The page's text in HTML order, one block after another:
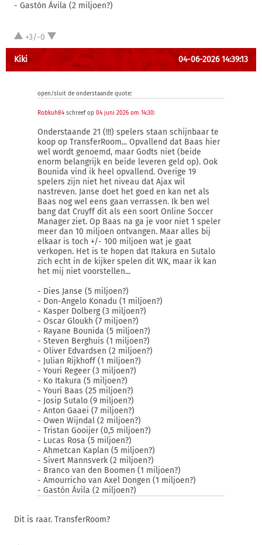
- Gastón Ávila (2 miljoen?)
+3/-0
Kiki 04-06-2026 14:39:13
open/sluit de onderstaande quote:
Robkuh84 schreef op 04 juni 2026 om 14:30:
Onderstaande 21 (!!!) spelers staan schijnbaar te
koop op TransferRoom... Opvallend dat Baas hier
wel wordt genoemd, maar Godts niet (beide
enorm belangrijk en beide leveren geld op). Ook
Bounida vind ik heel opvallend. Overige 19
spelers zijn niet het niveau dat Ajax wil
nastreven. Janse doet het goed en kan net als
Baas nog wel eens gaan verrassen. Ik ben wel
bang dat Cruyff dit als een soort Online Soccer
Manager ziet. Op Baas na ga je voor niet 1 speler
meer dan 10 miljoen ontvangen. Maar alles bij
elkaar is toch +/- 100 miljoen wat je gaat
verkopen. Het is te hopen dat Itakura en Sutalo
zich echt in de kijker spelen dit WK, maar ik kan
het mij niet voorstellen...
- Dies Janse (5 miljoen?)
- Don-Angelo Konadu (1 miljoen?)
- Kasper Dolberg (3 miljoen?)
- Oscar Gloukh (7 miljoen?)
- Rayane Bounida (5 miljoen?)
- Steven Berghuis (1 miljoen?)
- Oliver Edvardsen (2 miljoen?)
- Julian Rijkhoff (1 miljoen?)
- Youri Regeer (3 miljoen?)
- Ko Itakura (5 miljoen?)
- Youri Baas (25 miljoen?)
- Josip Sutalo (9 miljoen?)
- Anton Gaaei (7 miljoen?)
- Owen Wijndal (2 miljoen?)
- Tristan Gooijer (0,5 miljoen?)
- Lucas Rosa (5 miljoen?)
- Ahmetcan Kaplan (5 miljoen?)
- Sivert Mannsverk (2 miljoen?)
- Branco van den Boomen (1 miljoen?)
- Amourricho van Axel Dongen (1 miljoen?)
- Gastón Ávila (2 miljoen?)
Dit is raar. TransferRoom?